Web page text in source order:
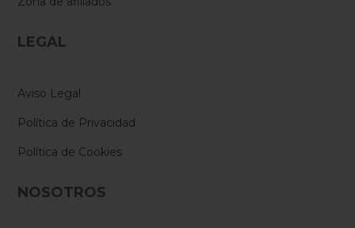
LEGAL
Aviso Legal
Política de Privacidad
Política de Cookies
NOSOTROS